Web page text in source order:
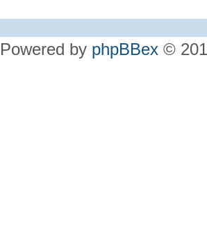
Powered by phpBBex ©